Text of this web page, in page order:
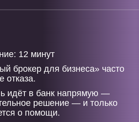
12 минут
брокер для бизнеса» часто
отказа.
идёт в банк напрямую —
решение — и только
о помощи.